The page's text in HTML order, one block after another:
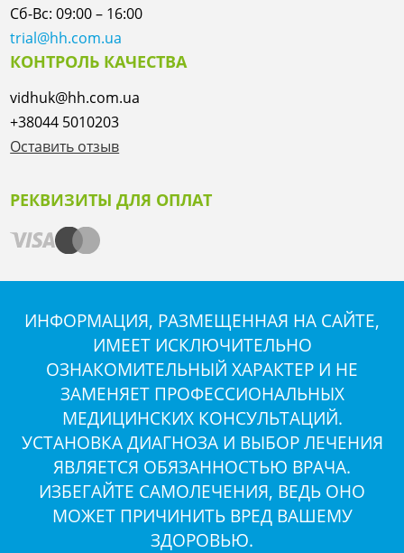
Сб-Вс: 09:00 – 16:00
trial@hh.com.ua
КОНТРОЛЬ КАЧЕСТВА
vidhuk@hh.com.ua
+38044 5010203
Оставить отзыв
РЕКВИЗИТЫ ДЛЯ ОПЛАТ
ИНФОРМАЦИЯ, РАЗМЕЩЕННАЯ НА САЙТЕ,
ИМЕЕТ ИСКЛЮЧИТЕЛЬНО
ОЗНАКОМИТЕЛЬНЫЙ ХАРАКТЕР И НЕ
ЗАМЕНЯЕТ ПРОФЕССИОНАЛЬНЫХ
МЕДИЦИНСКИХ КОНСУЛЬТАЦИЙ.
УСТАНОВКА ДИАГНОЗА И ВЫБОР ЛЕЧЕНИЯ
ЯВЛЯЕТСЯ ОБЯЗАННОСТЬЮ ВРАЧА.
ИЗБЕГАЙТЕ САМОЛЕЧЕНИЯ, ВЕДЬ ОНО
МОЖЕТ ПРИЧИНИТЬ ВРЕД ВАШЕМУ
ЗДОРОВЬЮ.